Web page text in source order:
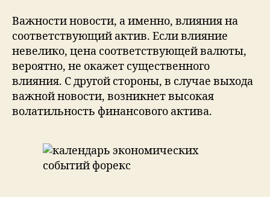
Важности новости, а именно, влияния на
соответствующий актив. Если влияние
невелико, цена соответствующей валюты,
вероятно, не окажет существенного
влияния. С другой стороны, в случае выхода
важной новости, возникнет высокая
волатильность финансового актива.